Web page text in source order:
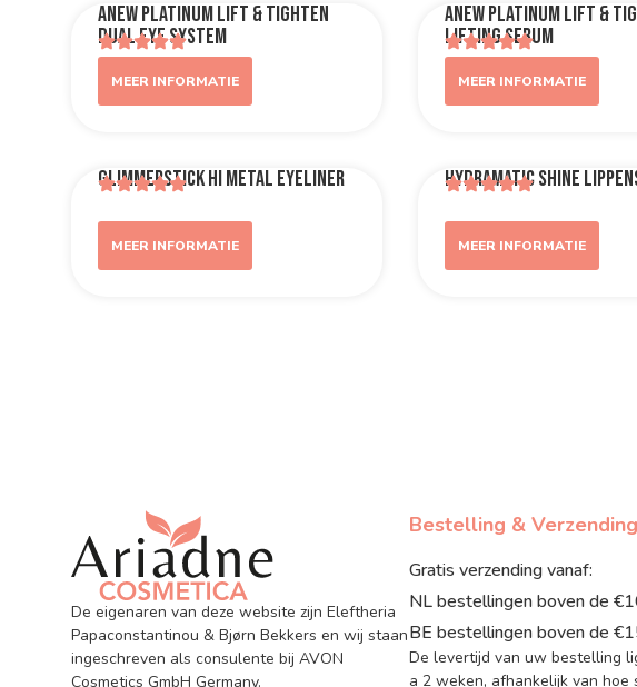
ANEW Platinum Lift & Tighten
Dual Eye System
MEER INFORMATIE
ANEW Platinum Lift &
Lifting Serum
MEER INFORMATIE
Glimmerstick Hi Metal Eyeliner
MEER INFORMATIE
Hydramatic Shine
MEER INFORMATIE
De eigenaren van deze website zijn Eleftheria
Papaconstantinou & Bjørn Bekkers en wij staan
ingeschreven als consulente bij AVON
Cosmetics GmbH Germany.
Bestelling & Verzending
Gratis verzending vanaf:
NL bestellingen boven de
BE bestellingen boven de
De levertijd van uw bestelling
a 2 weken, afhankelijk van hoe